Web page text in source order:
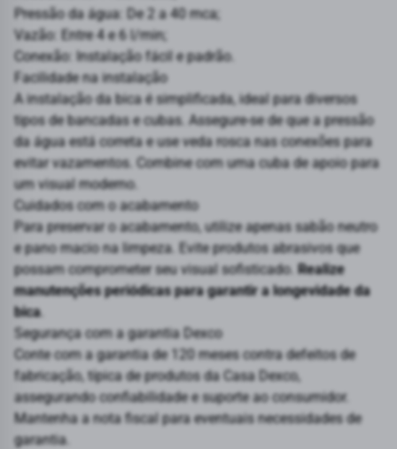
Pressão da água: De 2 a 40 mca;
Vazão: Entre 4 e 6 l/min;
Conexão: Instalação fácil e padrão.
Facilidade na instalação
A instalação da bica é simplificada, ideal para diversos
tipos de bancadas e cubas. Assegure-se de que a pressão
da água está correta e use veda rosca nas conexões para
evitar vazamentos. Combine com umacuba de apoiopara
um visual moderno.
Cuidados com o acabamento
Para preservar o acabamento, utilize apenas sabão neutro
e pano macio na limpeza. Evite produtos abrasivos que
possam comprometer seu visual sofisticado. Realize
manutenções periódicas para garantir a longevidade da
bica.
Segurança com a garantia Dexco
Conte com a garantia de 120 meses contra defeitos de
fabricação, típica de produtos da Casa Dexco,
assegurando confiabilidade e suporte ao consumidor.
Mantenha a nota fiscal para eventuais necessidades de
garantia.